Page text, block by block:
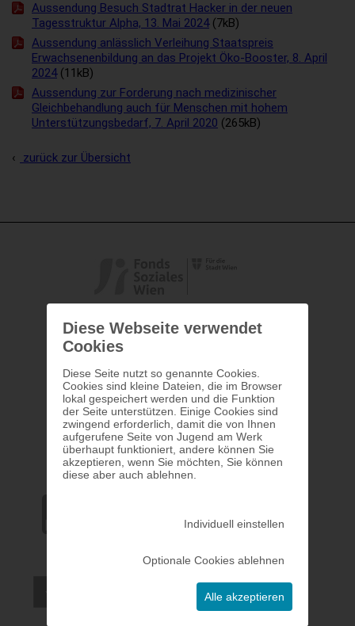
Diese Webseite verwendet
Cookies
Diese Seite nutzt so genannte Cookies.
Cookies sind kleine Dateien, die im Browser
lokal gespeichert werden und die Funktion
der Seite unterstützen. Einige Cookies sind
zwingend erforderlich, damit die von Ihnen
aufgerufene Seite von Jugend am Werk
überhaupt funktioniert, andere können Sie
akzeptieren, wenn Sie möchten, Sie können
diese aber auch ablehnen.
Individuell einstellen
Optionale Cookies ablehnen
Alle akzeptieren
Aussendung Besuch Stadtrat Hacker in der neuen
Tagesstruktur Alpha, 13. Mai 2024(7kB)
Aussendung anlässlich Verleihung Staatspreis
Erwachsenenbildung an das Projekt Öko-Booster, 8. April
2024(11kB)
Aussendung zur Forderung nach medizinischer
Gleichbehandlung auch für Menschen mit hohem
Unterstützungsbedarf, 7. April 2020 (265kB)
zurück zur Übersicht